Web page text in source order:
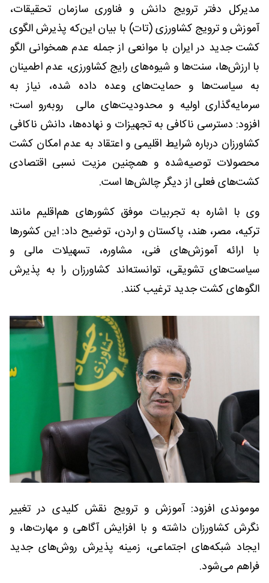
مدیرکل دفتر ترویج دانش و فناوری سازمان تحقیقات،
آموزش و ترویج کشاورزی (تات) با بیان این‌که پذیرش الگوی
کشت جدید در ایران با موانعی از جمله عدم همخوانی الگو
با ارزش‌ها، سنت‌ها و شیوه‌های رایج کشاورزی، عدم اطمینان
به سیاست‌ها و حمایت‌های وعده داده شده، نیاز به
سرمایه‌گذاری اولیه و محدودیت‌های مالی رو‌به‌رو است؛
افزود: دسترسی ناکافی به تجهیزات و نهاده‌ها، دانش ناکافی
کشاورزان درباره شرایط اقلیمی و اعتقاد به عدم امکان کشت
محصولات توصیه‌شده و همچنین مزیت نسبی اقتصادی
کشت‌های فعلی از دیگر چالش‌ها است.
وی با اشاره به تجربیات موفق کشورهای هم‌اقلیم مانند
ترکیه، مصر، هند، پاکستان و اردن، توضیح داد: این کشورها
با ارائه آموزش‌های فنی، مشاوره، تسهیلات مالی و
سیاست‌های تشویقی، توانسته‌اند کشاورزان را به پذیرش
الگوهای کشت جدید ترغیب کنند.
موموندی افزود: آموزش و ترویج نقش کلیدی در تغییر
نگرش کشاورزان داشته و با افزایش آگاهی و مهارت‌ها، و
ایجاد شبکه‌های اجتماعی، زمینه پذیرش روش‌های جدید
فراهم می‌شود.